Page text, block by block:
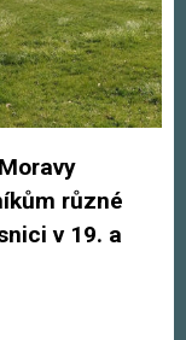
různé
v 19. a